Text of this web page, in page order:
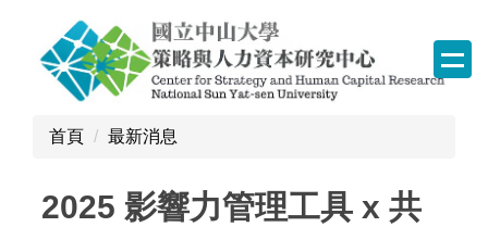
首頁 最新消息
2025 影響力管理工具 x 共